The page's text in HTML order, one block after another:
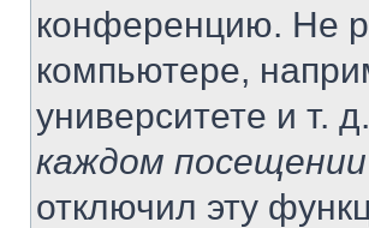
конференцию. Не
компьютере,
университете и т.
каждом посещении
отключил эту